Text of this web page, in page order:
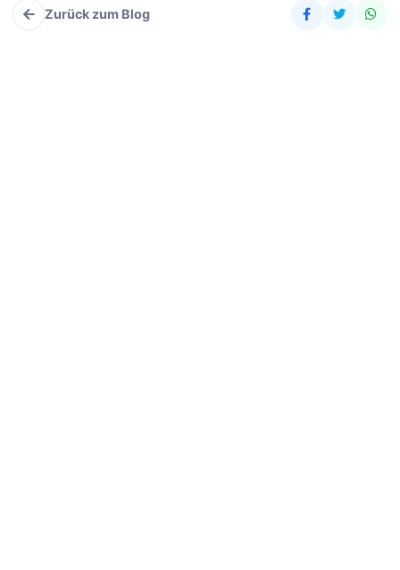
Zurück zum Blog